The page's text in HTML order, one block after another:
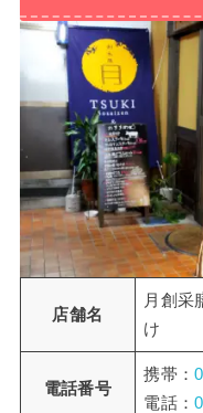
店舗名
月創采
け
電話番号
携帯：
電話：